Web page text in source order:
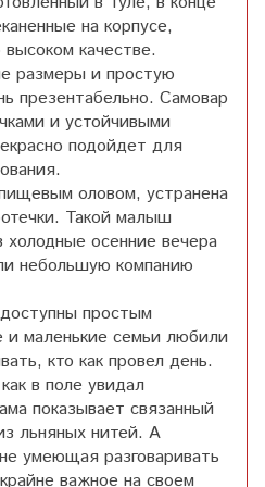
на корпусе,
качестве.
размеры и простую
презентабельно. Самовар
и устойчивыми
подойдет для
оловом, устранена
Такой малыш
осенние вечера
небольшую компанию
простым
и маленькие семьи любили
кто как провел день.
в поле увидал
показывает связанный
льняных нитей. А
умеющая разговаривать
важное на своем